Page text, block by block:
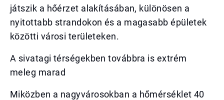
játszik a hőérzet alakításában, különösen a
nyitottabb strandokon és a magasabb épületek
közötti városi területeken.
A sivatagi térségekben továbbra is extrém
meleg marad
Miközben a nagyvárosokban a hőmérséklet 40